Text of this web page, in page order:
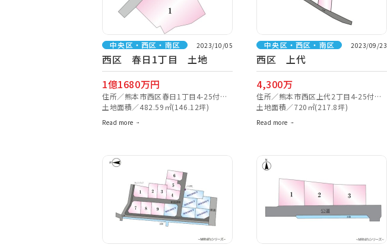
中央区・西区・南区 2023/10/05
西区 春日1丁目 土地
1億1680万円
住所／熊本市西区春日1丁目4-25付近
【ナビ検索】
土地面積／482.59㎡(146.12坪)
Read more
中央区・西区・南区 2023/09/23
西区 上代
4,300万
住所／熊本市西区上代2丁目4-25付近
【ナビ検索】
土地面積／720㎡(217.8坪)
Read more